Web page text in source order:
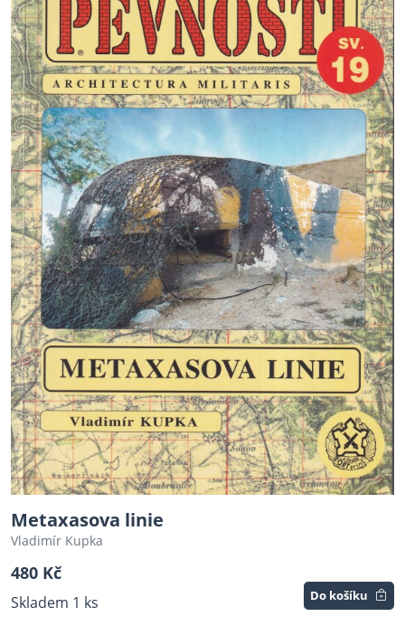
Metaxasova linie
Vladimír Kupka
480 Kč
Skladem 1 ks Do košíku